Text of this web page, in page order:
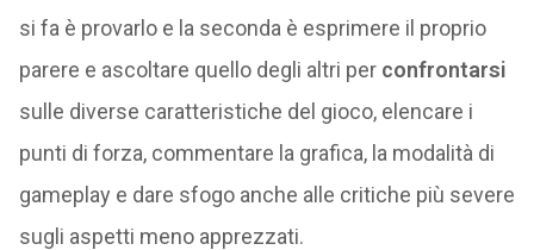
si fa è provarlo e la seconda è esprimere il proprio
parere e ascoltare quello degli altri per confrontarsi
sulle diverse caratteristiche del gioco, elencare i
punti di forza, commentare la grafica, la modalità di
gameplay e dare sfogo anche alle critiche più severe
sugli aspetti meno apprezzati.